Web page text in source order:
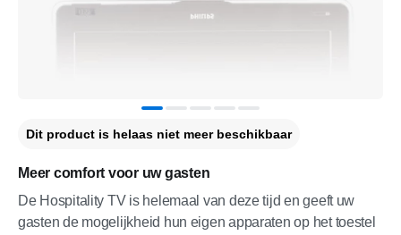
Meer comfort voor uw gasten
De Hospitality TV is helemaal van deze tijd en geeft uw
gasten de mogelijkheid hun eigen apparaten op het toestel
Dit product is helaas niet meer beschikbaar